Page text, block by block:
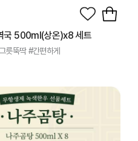
국 500ml(상온)x8 세트
릇뚝딱 #간편하게